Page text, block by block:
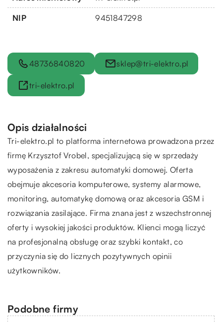
NIP 9451847298
48736840820 sklep@tri-elektro.pl
tri-elektro.pl
Opis działalności
Tri-elektro.pl to platforma internetowa prowadzona przez
firmę Krzysztof Vrobel, specjalizującą się w sprzedaży
wyposażenia z zakresu automatyki domowej. Oferta
obejmuje akcesoria komputerowe, systemy alarmowe,
monitoring, automatykę domową oraz akcesoria GSM i
rozwiązania zasilające. Firma znana jest z wszechstronnej
oferty i wysokiej jakości produktów. Klienci mogą liczyć
na profesjonalną obsługę oraz szybki kontakt, co
przyczynia się do licznych pozytywnych opinii
użytkowników.
Podobne firmy